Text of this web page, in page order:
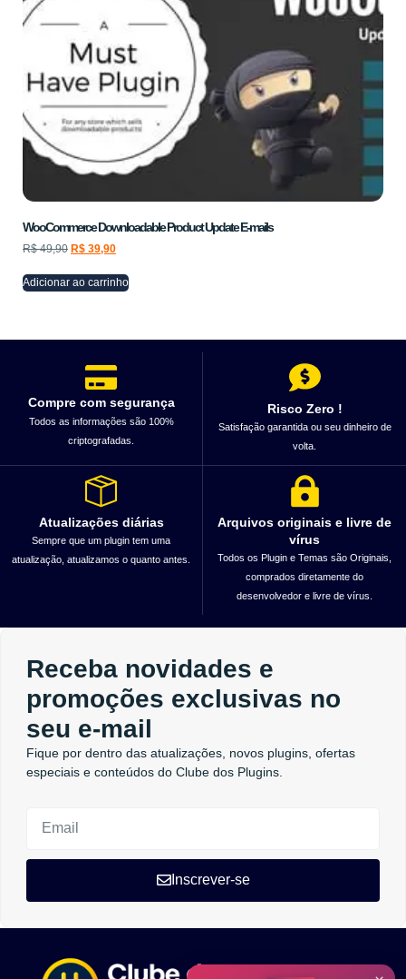
WooCommerce Downloadable Product Update E-mails
R$49,90 R$ 39,90
Adicionar ao carrinho
Compre com segurança
Todos as informações são 100%
criptografadas.
Risco Zero !
Satisfação garantida ou seu dinheiro de
volta.
Atualizações diárias
Sempre que um plugin tem uma
atualização, atualizamos o quanto antes.
Arquivos originais e livre de
vírus
Todos os Plugin e Temas são Originais,
comprados diretamente do
desenvolvedor e livre de vírus.
Receba novidades e
promoções exclusivas no
seu e-mail
Fique por dentro das atualizações, novos plugins, ofertas
especiais e conteúdos do Clube dos Plugins.
Inscrever-se